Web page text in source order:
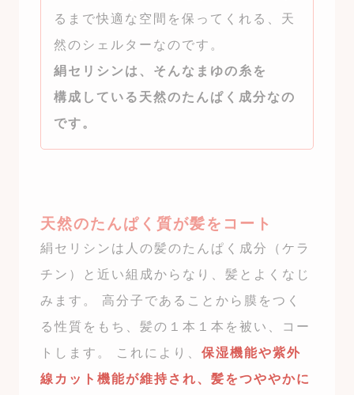
るまで快適な空間を保ってくれる、天
然のシェルターなのです。
絹セリシンは、そんなまゆの糸を
構成している天然のたんぱく成分なの
です。
天然のたんぱく質が髪をコート
絹セリシンは人の髪のたんぱく成分（ケラ
チン）と近い組成からなり、髪とよくなじ
みます。 高分子であることから膜をつく
る性質をもち、髪の１本１本を被い、コー
トします。 これにより、保湿機能や紫外
線カット機能が維持され、髪をつややかに